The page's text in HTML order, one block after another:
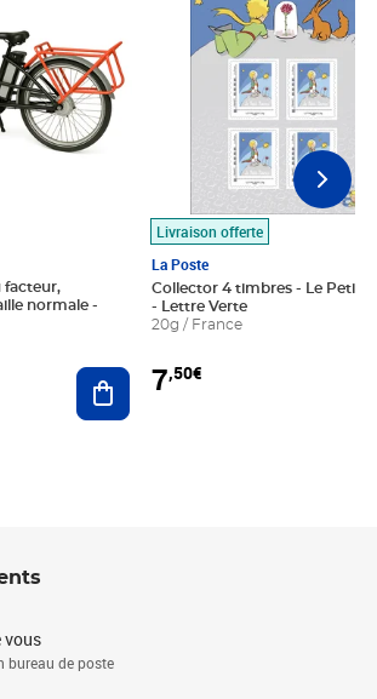
facteur,
Ajouter au panier
Livraison offerte
La Poste
Collector 4 timbres - Le Petit
- Lettre Verte
20g / France
7,50€
vous
bureau de poste